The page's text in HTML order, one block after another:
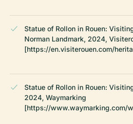
Statue of Rollon in Rouen:
Norman Landmark, 2024,
[https://en.visiterouen.com/
Statue of Rollon in Rouen:
2024, Waymarking
[https://www.waymarking.com/